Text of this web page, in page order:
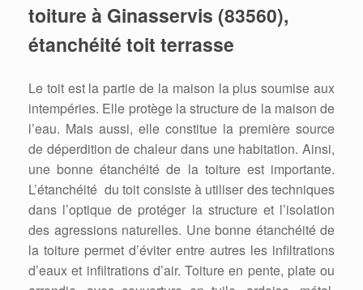
toiture à Ginasservis (83560),
étanchéité toit terrasse
Le toit est la partie de la maison la plus soumise aux
intempéries. Elle protège la structure de la maison de
l’eau. Mais aussi, elle constitue la première source
de déperdition de chaleur dans une habitation. Ainsi,
une bonne étanchéité de la toiture est importante.
L’étanchéité du toit consiste à utiliser des techniques
dans l’optique de protéger la structure et l’isolation
des agressions naturelles. Une bonne étanchéité de
la toiture permet d’éviter entre autres les infiltrations
d’eaux et infiltrations d’air. Toiture en pente, plate ou